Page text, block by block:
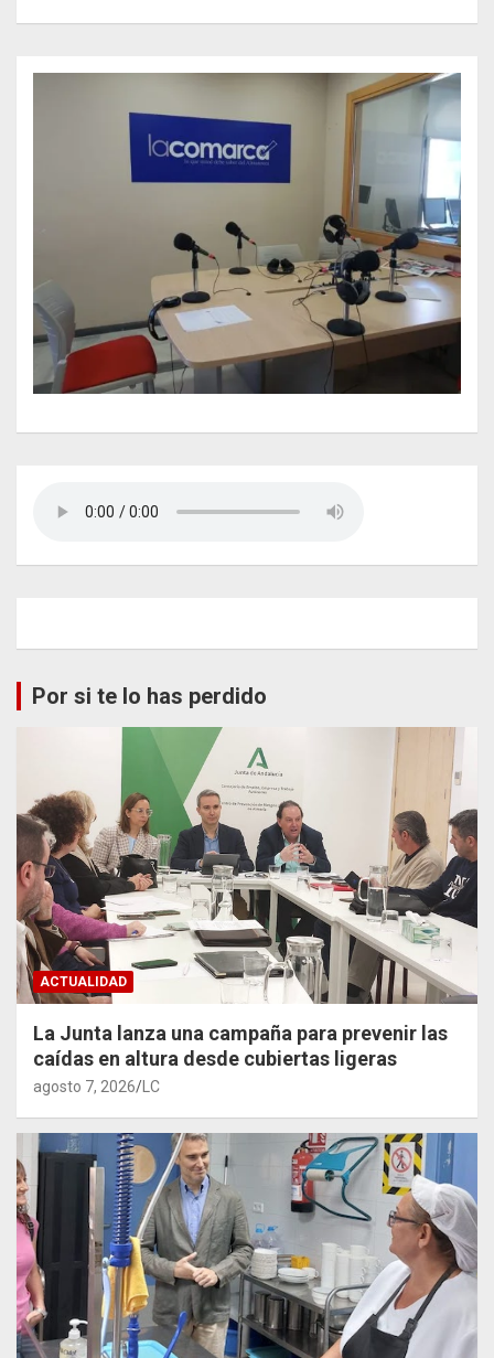
Por si te lo has perdido
ACTUALIDAD
La Junta lanza una campaña para prevenir las
caídas en altura desde cubiertas ligeras
agosto 7, 2026 LC